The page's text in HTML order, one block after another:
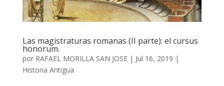
Las magistraturas romanas (II parte): el cursus
honorum.
por RAFAEL MORILLA SAN JOSE| Jul 16, 2019 |
Historia Antigua